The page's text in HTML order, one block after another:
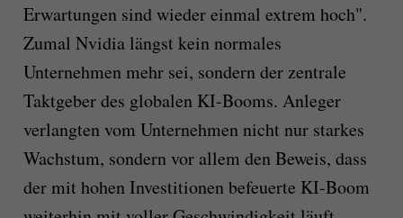
Erwartungen sind wieder einmal extrem hoch".
Zumal Nvidia längst kein normales
Unternehmen mehr sei, sondern der zentrale
Taktgeber des globalen KI-Booms. Anleger
verlangten vom Unternehmen nicht nur starkes
Wachstum, sondern vor allem den Beweis, dass
der mit hohen Investitionen befeuerte KI-Boom